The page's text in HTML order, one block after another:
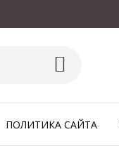
ПОЛИТИКА САЙТА